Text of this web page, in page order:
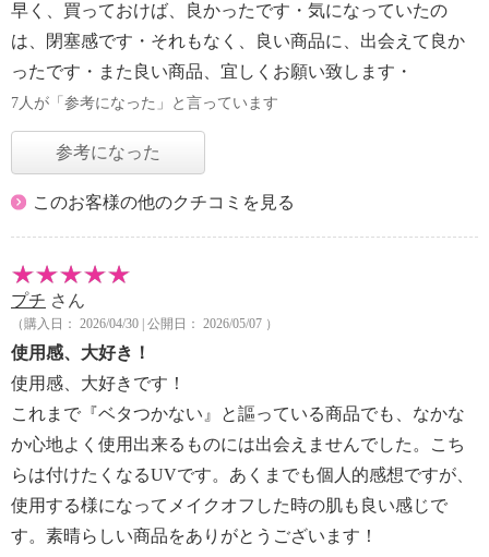
早く、買っておけば、良かったです・気になっていたの
は、閉塞感です・それもなく、良い商品に、出会えて良か
ったです・また良い商品、宜しくお願い致します・
7人が「参考になった」と言っています
参考になった
このお客様の他のクチコミを見る
プチ さん
（購入日： 2026/04/30 | 公開日： 2026/05/07 ）
使用感、大好き！
使用感、大好きです！
これまで『ベタつかない』と謳っている商品でも、なかな
か心地よく使用出来るものには出会えませんでした。こち
らは付けたくなるUVです。あくまでも個人的感想ですが、
使用する様になってメイクオフした時の肌も良い感じで
す。素晴らしい商品をありがとうございます！